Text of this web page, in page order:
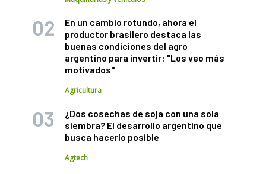
En un cambio rotundo, ahora el
productor brasilero destaca las
buenas condiciones del agro
argentino para invertir: "Los veo más
motivados"
Agricultura
¿Dos cosechas de soja con una sola
siembra? El desarrollo argentino que
busca hacerlo posible
Agtech